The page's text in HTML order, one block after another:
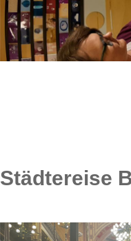
Städtereise